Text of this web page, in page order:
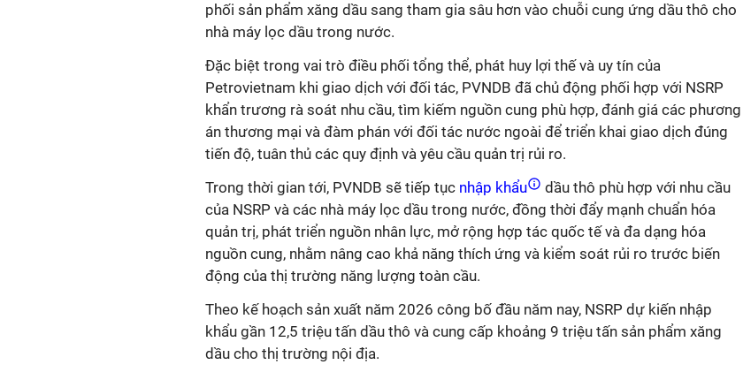
phối sản phẩm xăng dầu sang tham gia sâu hơn vào chuỗi cung ứng dầu thô cho
nhà máy lọc dầu trong nước.
Đặc biệt trong vai trò điều phối tổng thể, phát huy lợi thế và uy tín của
Petrovietnam khi giao dịch với đối tác, PVNDB đã chủ động phối hợp với NSRP
khẩn trương rà soát nhu cầu, tìm kiếm nguồn cung phù hợp, đánh giá các phương
án thương mại và đàm phán với đối tác nước ngoài để triển khai giao dịch đúng
tiến độ, tuân thủ các quy định và yêu cầu quản trị rủi ro.
Trong thời gian tới, PVNDB sẽ tiếp tục nhập khẩu
dầu thô phù hợp với nhu cầu
của NSRP và các nhà máy lọc dầu trong nước, đồng thời đẩy mạnh chuẩn hóa
quản trị, phát triển nguồn nhân lực, mở rộng hợp tác quốc tế và đa dạng hóa
nguồn cung, nhằm nâng cao khả năng thích ứng và kiểm soát rủi ro trước biến
động của thị trường năng lượng toàn cầu.
Theo kế hoạch sản xuất năm 2026 công bố đầu năm nay, NSRP dự kiến nhập
khẩu gần 12,5 triệu tấn dầu thô và cung cấp khoảng 9 triệu tấn sản phẩm xăng
dầu cho thị trường nội địa.